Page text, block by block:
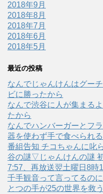
2018年9月
2018年8月
2018年7月
2018年6月
2018年5月
最近の投稿
なんでじゃんけんはグー
ビに勝ったから
なんで渋谷に人が集まる
たから
なんでハンバーガーとフ
器を使わず手で食べられ
番組告知 チコちゃんに
谷の謎▽じゃんけんの謎
7:57、再放送翌土曜日8時
千手観音って言ってるの
とつの手が25の世界を救